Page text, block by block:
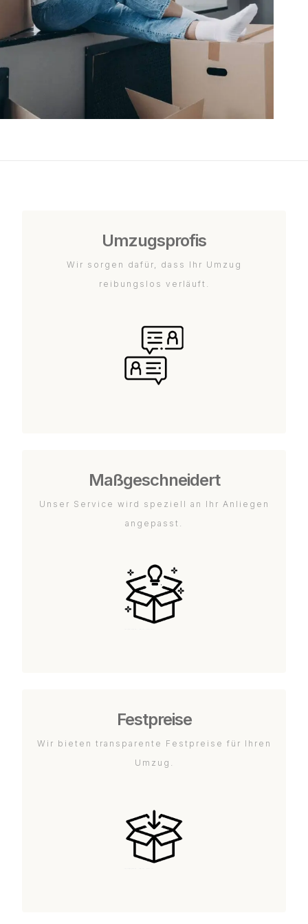
Umzugsprofis
Wir sorgen dafür, dass Ihr Umzug
reibungslos verläuft.
Maßgeschneidert
Unser Service wird speziell an Ihr Anliegen
angepasst.
Festpreise
Wir bieten transparente Festpreise für Ihren
Umzug.